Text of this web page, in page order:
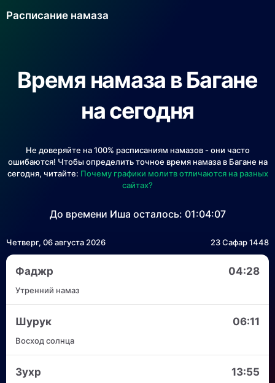
Расписание намаза
Время намаза в Багане
на сегодня
Не доверяйте на 100% расписаниям намазов - они часто
ошибаются! Чтобы определить точное время намаза в Багане на
сегодня, читайте: Почему графики молитв отличаются на разных
сайтах?
До времени Иша осталось: 01:04:07
Четверг, 06 августа 2026 23 Сафар 1448
Фаджр 04:28
Утренний намаз
Шурук 06:11
Восход солнца
Зухр 13:55